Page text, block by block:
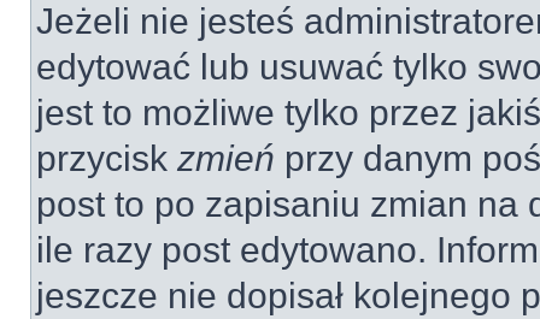
Jeżeli nie jesteś
edytować lub usuwać tylko
jest to możliwe tylko przez
przycisk zmień przy danym
post to po zapisaniu zmian na
ile razy post edytowano.
jeszcze nie dopisał kolejnego